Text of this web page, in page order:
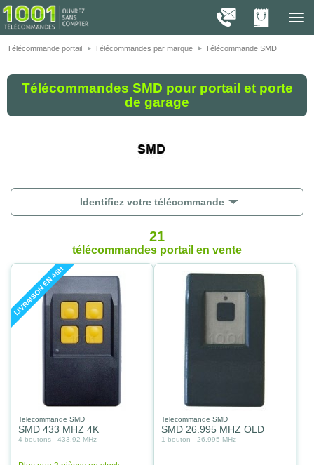
1001
Télécommande portail
Télécommandes par marque Télécommande SMD
Télécommandes SMD pour portail et porte
de garage
Identifiez votre télécommande
21
télécommandes portail en vente
LIVRAISON EN 48H
Telecommande SMD
SMD 433 MHZ 4K
4 boutons - 433.92 MHz
Telecommande SMD
SMD 26.995 MHZ OLD
1 bouton - 26.995 MHz
On vous présente nos cookies !